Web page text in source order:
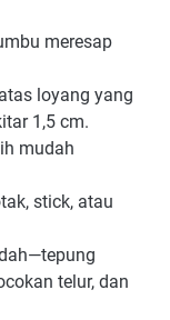
meresap
loyang yang
1,5 cm.
mudah
stick, atau
telur, dan